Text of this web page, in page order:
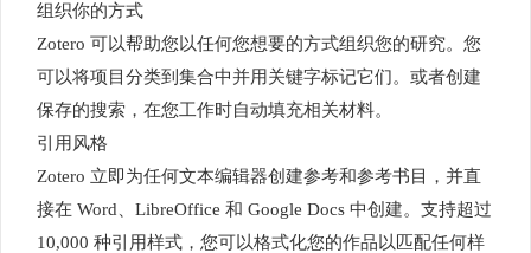
组织你的方式
Zotero 可以帮助您以任何您想要的方式组织您的研究。您
可以将项目分类到集合中并用关键字标记它们。或者创建
保存的搜索，在您工作时自动填充相关材料。
引用风格
Zotero 立即为任何文本编辑器创建参考和参考书目，并直
接在 Word、LibreOffice 和 Google Docs 中创建。支持超过
10,000 种引用样式，您可以格式化您的作品以匹配任何样